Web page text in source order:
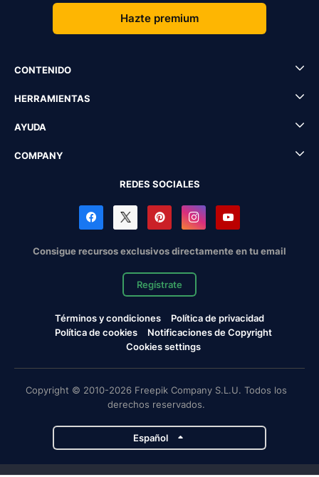
Hazte premium
CONTENIDO
HERRAMIENTAS
AYUDA
COMPANY
REDES SOCIALES
Consigue recursos exclusivos directamente en tu email
Regístrate
Términos y condiciones
Política de privacidad
Política de cookies
Notificaciones de Copyright
Cookies settings
Copyright © 2010-2026 Freepik Company S.L.U. Todos los
derechos reservados.
Español